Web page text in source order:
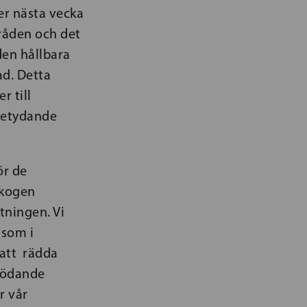
nästa vecka
och det
hållbara
Detta
till
de
Vi
i
rädda
vår